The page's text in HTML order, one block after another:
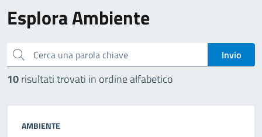
Esplora Ambiente
Cerca una parola chiave Invio
10risultati trovati in ordine alfabetico
AMBIENTE